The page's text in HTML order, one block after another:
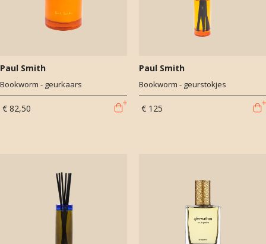
Paul Smith
Bookworm - geurkaars
€ 82,50
Paul Smith
Bookworm - geurstokjes
€ 125